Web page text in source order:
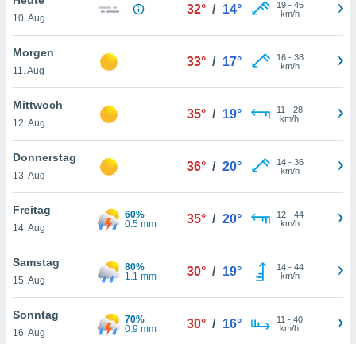
oder
Partner
es uns
das
der
Profil zu
Ihnen
finden
. Sie
jederzeit
Rand
10. Aug
32° / 14° 19- 45
km/h
Morgen
11. Aug
33° / 17° 16- 38
km/h
Mittwoch
12. Aug
35° / 19° 11 - 28
km/h
Donnerstag
13. Aug
36° / 20° 14- 36
km/h
Freitag
14. Aug
60%
0.5 mm
35° / 20° 12- 44
km/h
Samstag
15. Aug
80%
1.1 mm
30° / 19° 14- 44
km/h
Sonntag
16. Aug
70%
0.9 mm
30° / 16° 11 - 40
km/h